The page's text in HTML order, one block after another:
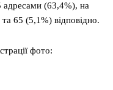
адресами (63,4%), на
65 (5,1%) відповідно.
фото: